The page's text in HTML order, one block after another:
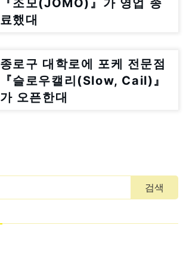
료했대
종로구 대학로에 포케 전문점
『슬로우캘리(Slow, Cail)』
가 오픈한대